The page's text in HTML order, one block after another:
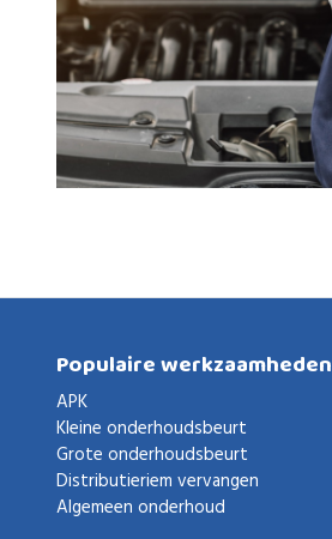
Populaire werkzaamheden
APK
Kleine onderhoudsbeurt
Grote onderhoudsbeurt
Distributieriem vervangen
Algemeen onderhoud